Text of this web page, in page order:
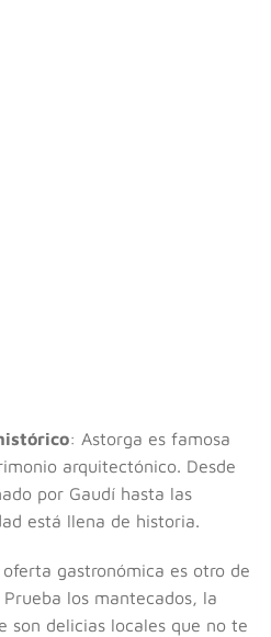
: Astorga es famosa
arquitectónico. Desde
por Gaudí hasta las
está llena de historia.
oferta gastronómica es otro de
los mantecados, la
son delicias locales que no te